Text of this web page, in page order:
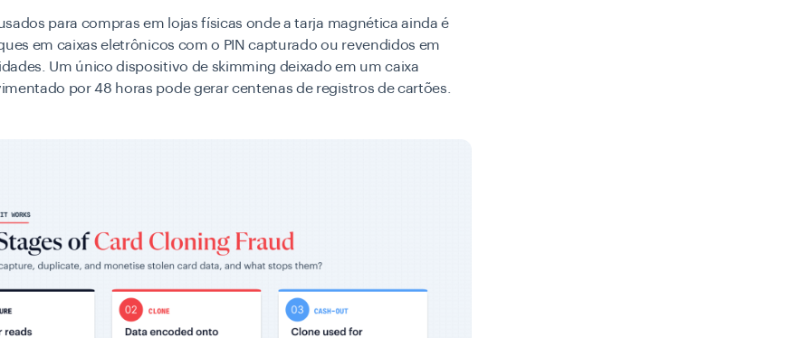
​​para compras em lojas físicas onde a tarja magnética ainda é
em caixas eletrônicos com o PIN capturado ou revendidos em
Um único dispositivo de skimming deixado em um caixa
por 48 horas pode gerar centenas de registros de cartões.